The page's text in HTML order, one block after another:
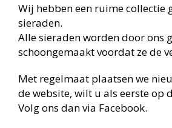
Wij hebben een ruime collectie
sieraden.
Alle sieraden worden door ons
schoongemaakt voordat ze de
Met regelmaat plaatsen we
de website, wilt u als eerste op
Volg ons dan via Facebook.